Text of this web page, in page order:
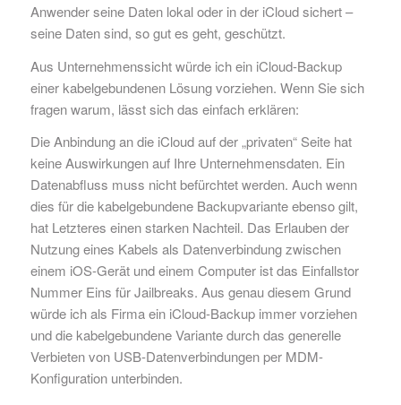
Anwender seine Daten lokal oder in der iCloud sichert –
seine Daten sind, so gut es geht, geschützt.
Aus Unternehmenssicht würde ich ein iCloud-Backup
einer kabelgebundenen Lösung vorziehen. Wenn Sie sich
fragen warum, lässt sich das einfach erklären:
Die Anbindung an die iCloud auf der „privaten“ Seite hat
keine Auswirkungen auf Ihre Unternehmensdaten. Ein
Datenabfluss muss nicht befürchtet werden. Auch wenn
dies für die kabelgebundene Backupvariante ebenso gilt,
hat Letzteres einen starken Nachteil. Das Erlauben der
Nutzung eines Kabels als Datenverbindung zwischen
einem iOS-Gerät und einem Computer ist das Einfallstor
Nummer Eins für Jailbreaks. Aus genau diesem Grund
würde ich als Firma ein iCloud-Backup immer vorziehen
und die kabelgebundene Variante durch das generelle
Verbieten von USB-Datenverbindungen per MDM-
Konfiguration unterbinden.